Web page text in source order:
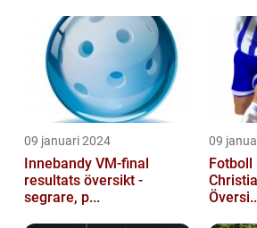
09 januari 2024
Innebandy VM-final
resultats översikt -
segrare, p...
09
Fotboll